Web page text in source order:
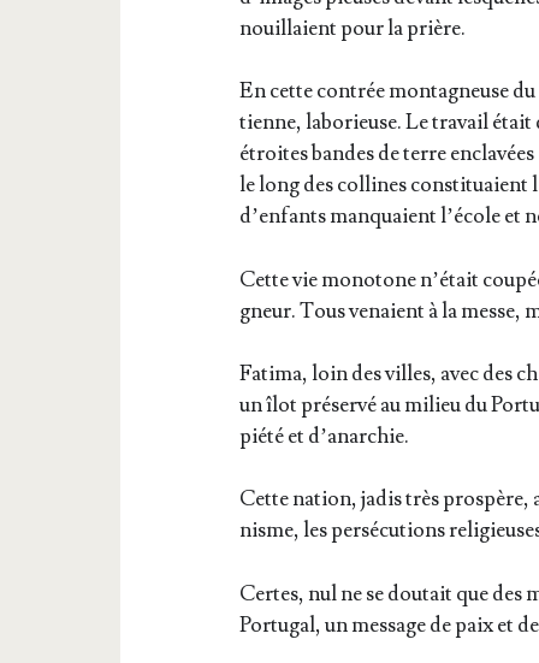
nouillaient pour la prière.
En cette contrée mon­ta­gneuse
tienne, labo­rieuse. Le tra­vail était
étroites bandes de terre
le long des col­lines consti­tuaient
d’en­fants man­quaient l’é­cole et
Cette vie mono­tone n’é­tait
gneur. Tous venaient à la messe,
Fati­ma, loin des villes, avec des
un îlot pré­ser­vé au milieu du
pié­té et d’anarchie.
Cette nation, jadis très
nisme, les per­sé­cu­tions
Certes, nul ne se dou­tait que des
Por­tu­gal, un mes­sage de paix et